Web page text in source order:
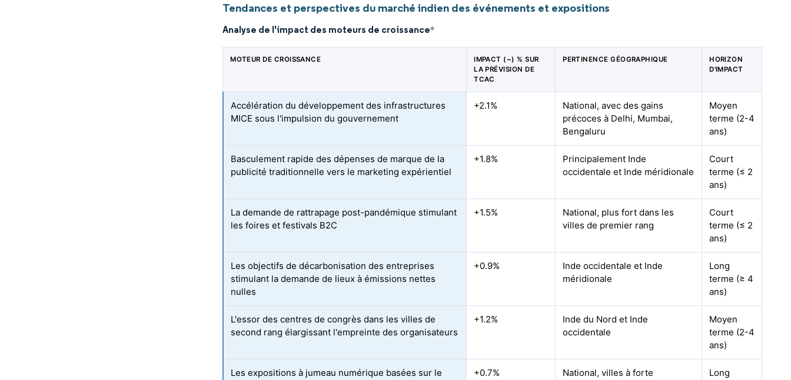
Tendances et perspectives du marché indien des événements et expositions
Analyse de l'impact des moteurs de croissance*
MOTEUR DE CROISSANCE
IMPACT (~) % SUR
LA PRÉVISION DE
TCAC
PERTINENCE GÉOGRAPHIQUE
HORIZON
D'IMPACT
Accélération du développement des infrastructures
MICE sous l'impulsion du gouvernement
+2.1%
National, avec des gains
précoces à Delhi, Mumbai,
Bengaluru
Moyen
terme (2-4
ans)
Basculement rapide des dépenses de marque de la
publicité traditionnelle vers le marketing expérientiel
+1.8%
Principalement Inde
occidentale et Inde méridionale
Court
terme (≤ 2
ans)
La demande de rattrapage post-pandémique stimulant
les foires et festivals B2C
+1.5%
National, plus fort dans les
villes de premier rang
Court
terme (≤ 2
ans)
Les objectifs de décarbonisation des entreprises
stimulant la demande de lieux à émissions nettes
nulles
+0.9%
Inde occidentale et Inde
méridionale
Long
terme (≥ 4
ans)
L'essor des centres de congrès dans les villes de
second rang élargissant l'empreinte des organisateurs
+1.2%
Inde du Nord et Inde
occidentale
Moyen
terme (2-4
ans)
Les expositions à jumeau numérique basées sur le
+0.7%
National, villes à forte
Long